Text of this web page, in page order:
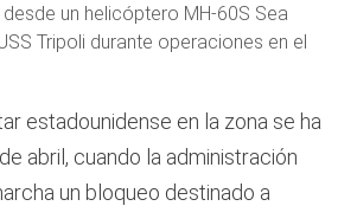
un helicóptero MH-60S Sea
Tripoli durante operaciones en el
estadounidense en la zona se ha
abril, cuando la administración
un bloqueo destinado a